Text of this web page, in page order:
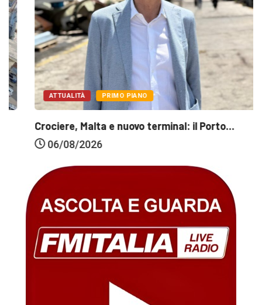
ATTUALITÀ PRIMO PIANO
Crociere, Malta e nuovo terminal: il Porto...
06/08/2026